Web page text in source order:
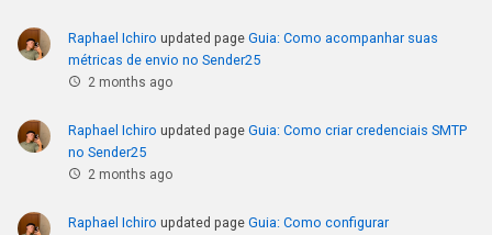
Raphael Ichiro updated page Guia: Como acompanhar suas
métricas de envio no Sender25
2 months ago
Raphael Ichiro updated page Guia: Como criar credenciais SMTP
no Sender25
2 months ago
Raphael Ichiro updated page Guia: Como configurar